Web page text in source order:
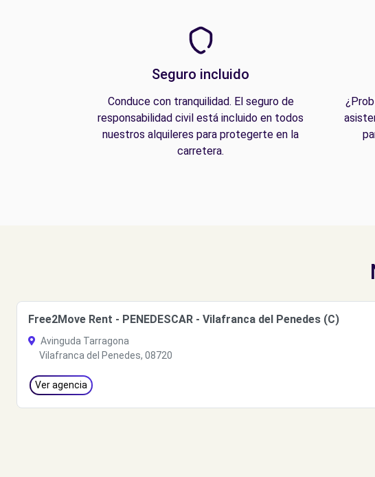
Seguro incluido
Conduce con tranquilidad. El seguro de
responsabilidad civil está incluido en todos
nuestros alquileres para protegerte en la
carretera.
Free2Move Rent - PENEDESCAR - Vilafranca del Penedes (C)
Avinguda Tarragona
Vilafranca del Penedes, 08720
Ver agencia